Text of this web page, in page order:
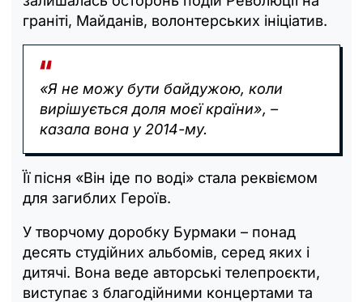
граніті, Майданів, волонтерських ініціатив.
«Я не можу бути байдужою, коли
вирішується доля моєї країни», –
казала вона у 2014-му.
Її пісня «Він іде по воді» стала реквіємом
для загиблих Героїв.
У творчому доробку Бурмаки – понад
десять студійних альбомів, серед яких і
дитячі. Вона веде авторські телепроєкти,
виступає з благодійними концертами та